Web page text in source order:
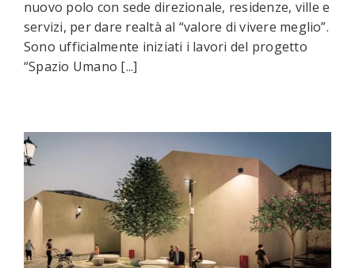
nuovo polo con sede direzionale, residenze, ville e
servizi, per dare realtà al “valore di vivere meglio”.
Sono ufficialmente iniziati i lavori del progetto
“Spazio Umano [...]